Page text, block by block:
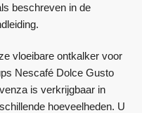
beschreven in de
vloeibare ontkalker voor
Nescafé Dolce Gusto
is verkrijgbaar in
hoeveelheden. U